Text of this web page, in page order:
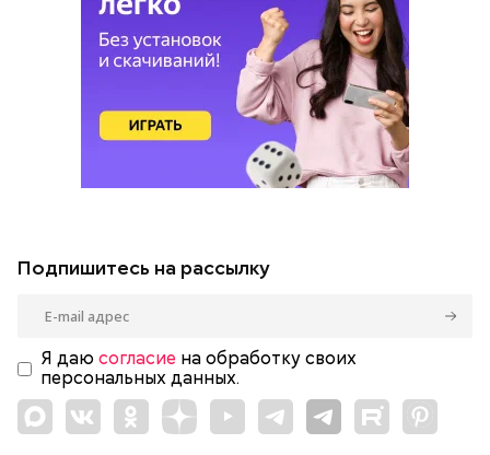
Подпишитесь на рассылку
Я даю согласие на обработку своих
персональных данных.